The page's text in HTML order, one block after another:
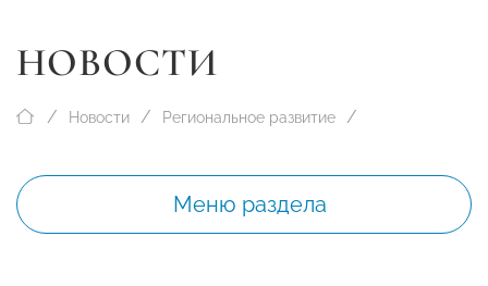
НОВОСТИ
Новости Региональное развитие
Меню раздела